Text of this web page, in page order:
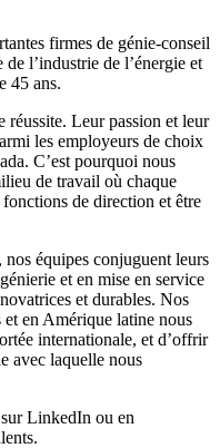
firmes de génie-conseil
l’industrie de l’énergie et
45 ans.
réussite. Leur passion et leur
les employeurs de choix
C’est pourquoi nous
de travail où chaque
fonctions de direction et être
nos équipes conjuguent leurs
et en mise en service
et durables. Nos
en Amérique latine nous
internationale, et d’offrir
avec laquelle nous
LinkedIn ou en